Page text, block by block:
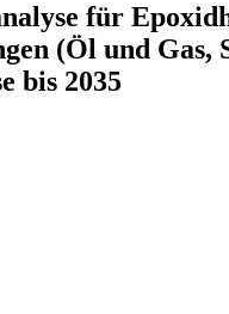
für
(Öl und
bis 2035